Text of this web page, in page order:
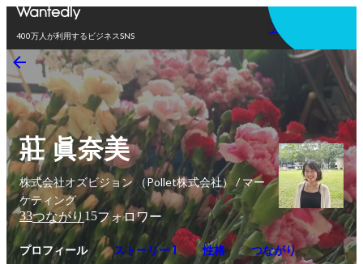
400万人が利用するビジネスSNS
アプリを使う
莊 眞奈美
株式会社オズビジョン （Pollet株式会社） / マー
ケティング
33つながり15フォロワー
プロフィール ストーリー 1 性格 つながり